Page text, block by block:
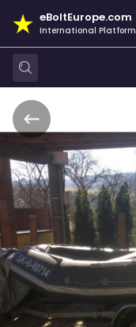
eBoltEurope.com
International Platform